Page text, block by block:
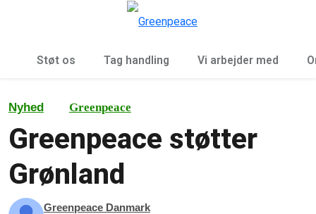
Støt os Tag handling Vi arbejder med
Nyhed Greenpeace
Greenpeace støtter
Grønland
Greenpeace Danmark